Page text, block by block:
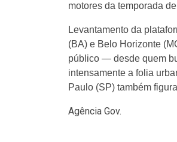
motores da temporada
Levantamento da
(BA) e Belo Horizonte
público — desde quem
intensamente a folia
Paulo (SP) também
Agência Gov.